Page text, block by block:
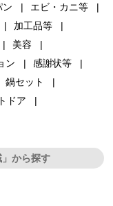
ン
エビ・カニ等
加工品等
美容
ン
感謝状等
鍋セット
ドア
から探す